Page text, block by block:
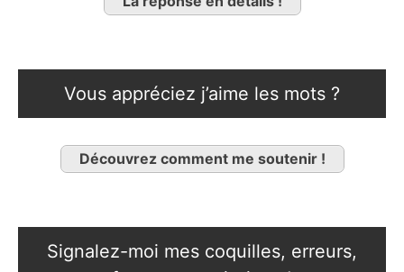
Vous appréciez j’aime les mots ?
Découvrez comment me soutenir !
Signalez-moi mes coquilles, erreurs,